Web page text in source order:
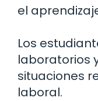
el
Los
laboratorios
situaciones
laboral.